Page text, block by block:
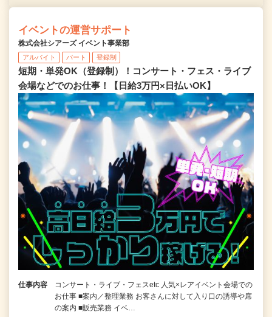
イベントの運営サポート
株式会社シアーズ イベント事業部
アルバイト パート 登録制
短期・単発OK（登録制）！コンサート・フェス・ライブ
会場などでのお仕事！【日給3万円×日払いOK】
仕事内容
コンサート・ライブ・フェスetc 人気×レアイベント会場での
お仕事 ■案内／整理業務 お客さんに対して入り口の誘導や席
の案内 ■販売業務 イベ…